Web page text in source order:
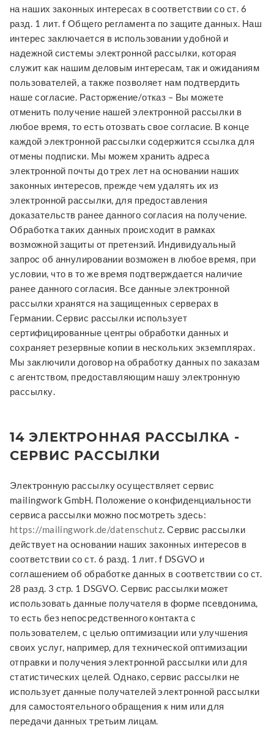
на наших законных интересах в соответствии со ст. 6
разд. 1 лит. f Общего регламента по защите данных. Наш
интерес заключается в использовании удобной и
надежной системы электронной рассылки, которая
служит как нашим деловым интересам, так и ожиданиям
пользователей, а также позволяет нам подтвердить
наше согласие. Расторжение/отказ – Вы можете
отменить получение нашей электронной рассылки в
любое время, то есть отозвать свое согласие. В конце
каждой электронной рассылки содержится ссылка для
отмены подписки. Мы можем хранить адреса
электронной почты до трех лет на основании наших
законных интересов, прежде чем удалять их из
электронной рассылки, для предоставления
доказательств ранее данного согласия на получение.
Обработка таких данных происходит в рамках
возможной защиты от претензий. Индивидуальный
запрос об аннулировании возможен в любое время, при
условии, что в то же время подтверждается наличие
ранее данного согласия. Все данные электронной
рассылки хранятся на защищенных серверах в
Германии. Сервис рассылки использует
сертифицированные центры обработки данных и
сохраняет резервные копии в нескольких экземплярах.
Мы заключили договор на обработку данных по заказам
с агентством, предоставляющим нашу электронную
рассылку.
14 ЭЛЕКТРОННАЯ РАССЫЛКА -
СЕРВИС РАССЫЛКИ
Электронную рассылку осуществляет сервис
mailingwork GmbH. Положение о конфиденциальности
сервиса рассылки можно посмотреть здесь:
https://mailingwork.de/datenschutz. Сервис рассылки
действует на основании наших законных интересов в
соответствии со ст. 6 разд. 1 лит. f DSGVO и
соглашением об обработке данных в соответствии со ст.
28 разд. 3 стр. 1 DSGVO. Сервис рассылки может
использовать данные получателя в форме псевдонима,
то есть без непосредственного контакта с
пользователем, с целью оптимизации или улучшения
своих услуг, например, для технической оптимизации
отправки и получения электронной рассылки или для
статистических целей. Однако, сервис рассылки не
использует данные получателей электронной рассылки
для самостоятельного обращения к ним или для
передачи данных третьим лицам.